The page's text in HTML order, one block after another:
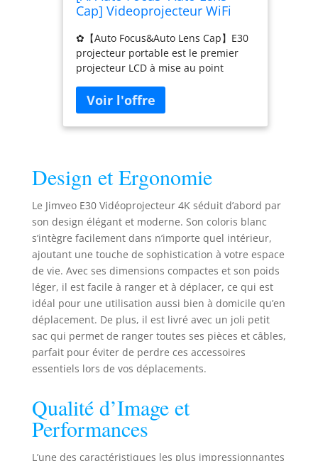
Cap] Videoprojecteur WiFi
Retroprojecteur 4K Supporte,
Jimveo 1080P Full HD
Projecteur Portable, Auto
4P/6D Keystone Correction,
50% Zoom Home Cinéma
✿【Auto Focus&Auto Lens Cap】E30
projecteur portable est le premier
projecteur LCD à mise au point
claires en 5 secondes,élimine la mise
au point manuelle complexe et
simplifie le fonctionnement. Les
images de manière plus régulière et
plus claire. La conception du
capuchon d'objectif automatique le
protège de la poussière/des rayures,
offrant commodité et sécurité pour le
montage au plafond ✿【Trapèze
4P+6D automatique et zoom
100%-50%】Le projecteur Wi-Fi E30
offre une correction
automatique±50°6D,définit les
bonnes images sans effort,élimine la
distorsion trapézoïdale manuelle
compliquée! La correction en 4
points surmonte les angles des
avant/latérale/au plafond.Le zoom
100%à50% permet d'ajuster l'image
à la bonne taille sans la
déplacer.Excel/Word/PPT peut être lu
Design et Ergonomie
Le Jimveo E30 Vidéoprojecteur 4K séduit d’abord par
son design élégant et moderne. Son coloris blanc
s’intègre facilement dans n’importe quel intérieur,
ajoutant une touche de sophistication à votre espace
de vie. Avec ses dimensions compactes et son poids
léger, il est facile à ranger et à déplacer, ce qui est
idéal pour une utilisation aussi bien à domicile qu’en
déplacement. De plus, il est livré avec un joli petit
sac qui permet de ranger toutes ses pièces et câbles,
parfait pour éviter de perdre ces accessoires
essentiels lors de vos déplacements.
Qualité d’Image et
Performances
L’une des caractéristiques les plus impressionnantes